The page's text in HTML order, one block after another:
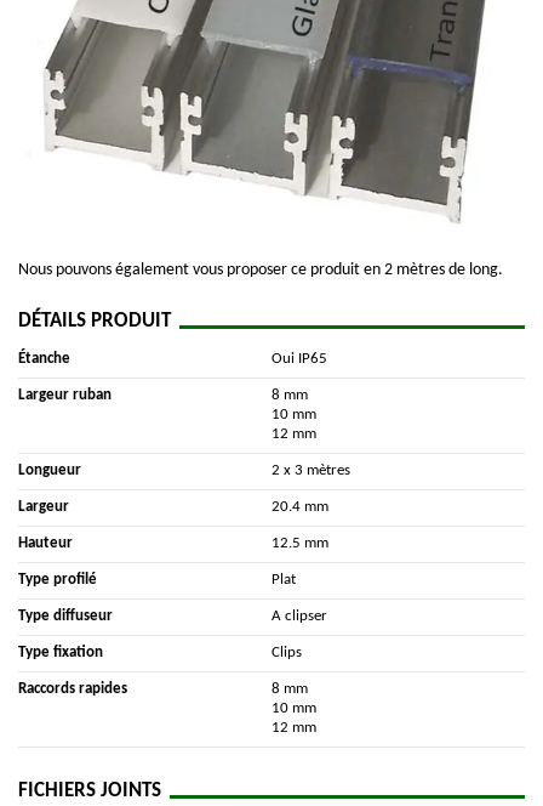
Nous pouvons également vous proposer ce produit en 2 mètres de long.
DÉTAILS PRODUIT
Étanche Oui IP65
Largeur ruban
8 mm
10 mm
12 mm
Longueur 2 x 3 mètres
Largeur 20.4 mm
Hauteur 12.5 mm
Type profilé Plat
Type diffuseur A clipser
Type fixation Clips
Raccords rapides
8 mm
10 mm
12 mm
FICHIERS JOINTS